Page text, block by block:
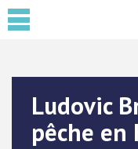
Ludovic
pêche en